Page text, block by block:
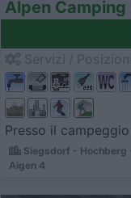
Alpen Camping
Presso il
Siegsdorf - Hochberg
Aigen 4